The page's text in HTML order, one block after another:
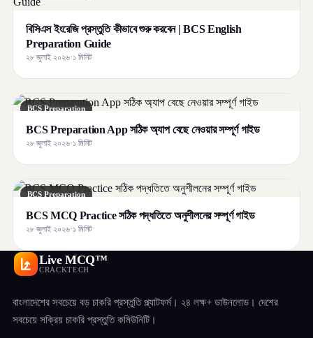
বিসিএস ইংরেজি প্রস্তুতি কীভাবে শুরু করবেন | BCS English
Preparation Guide
২৮ জুলাই ২০২৬·১ মিনিট
BCS Preparation
BCS Preparation App সঠিক অ্যাপ বেছে নেওয়ার সম্পূর্ণ গাইড
২৮ জুলাই ২০২৬·১ মিনিট
BCS Preparation
BCS MCQ Practice সঠিক পদ্ধতিতে অনুশীলনের সম্পূর্ণ গাইড
২৮ জুলাই ২০২৬·১ মিনিট
Live MCQ™
CRACKTECH
বাংলাদেশের সবচেয়ে বড় চাকরি প্রস্তুতি প্ল্যাটফর্ম। ২৪ লক্ষ+ ডাউনলোড। দেশের
সবচেয়ে সক্রিয় চাকরি প্রস্তুতি কমিউনিটি।